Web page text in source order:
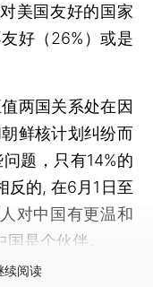
美国友好的国家
好（26%）或是
两国关系处在因
鲜核计划纠纷而
题，只有14%的
反的, 在6月1日至
对中国有更温和
是个伙伴。
续阅读